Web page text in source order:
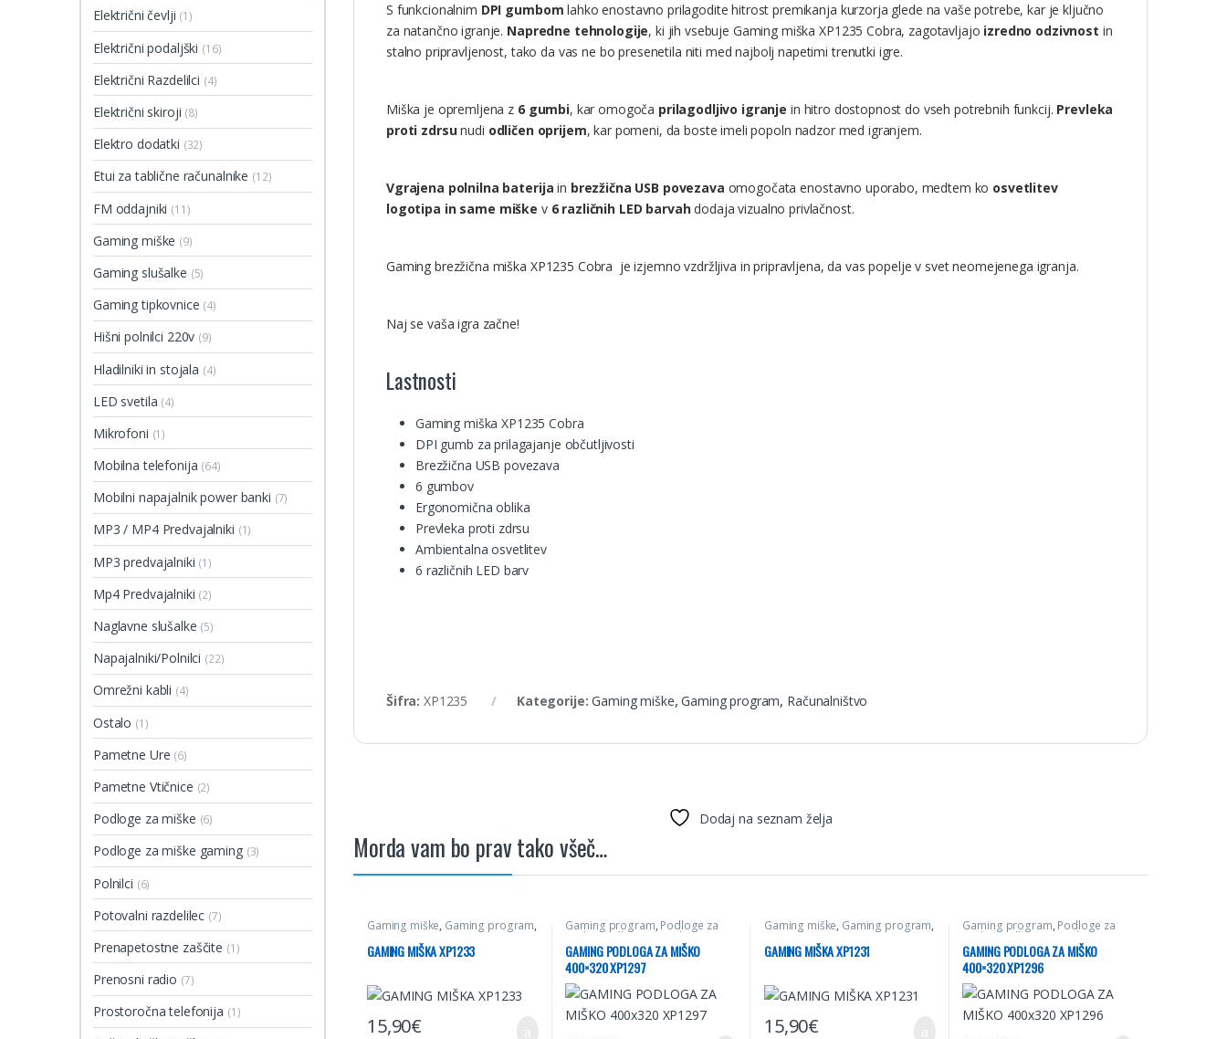
S funkcionalnim DPI gumbom lahko enostavno prilagodite hitrost premikanja kurzorja glede na vaše potrebe, kar je ključno
za natančno igranje. Napredne tehnologije, ki jih vsebuje Gaming miška XP1235 Cobra, zagotavljajo izredno odzivnost in
stalno pripravljenost, tako da vas ne bo presenetila niti med najbolj napetimi trenutki igre.
Miška je opremljena z 6 gumbi, kar omogoča prilagodljivo igranje in hitro dostopnost do vseh potrebnih funkcij. Prevleka
proti zdrsunudi odličen oprijem, kar pomeni, da boste imeli popoln nadzor med igranjem.
Vgrajena polnilna baterija in brezžična USB povezava omogočata enostavno uporabo, medtem ko osvetlitev
logotipa in same miške v 6 različnih LED barvahdodaja vizualno privlačnost.
Gaming brezžična miška XP1235 Cobra je izjemno vzdržljiva in pripravljena, da vas popelje v svet neomejenega igranja.
Naj se vaša igra začne!
Lastnosti
Gaming miška XP1235 Cobra
DPI gumb za prilagajanje občutljivosti
Brezžična USB povezava
6 gumbov
Ergonomična oblika
Prevleka proti zdrsu
Ambientalna osvetlitev
6 različnih LED barv
Šifra:XP1235 Kategorije:Gaming miške,Gaming program, Računalništvo
Dodaj na seznam želja
Morda vam bo prav tako všeč…
Gaming miške, Gaming program,
Računalništvo
GAMING MIŠKA XP1233
15,90€
Gaming program, Podloge za
miške ,Podloge za miške gaming
Računalništvo
GAMING PODLOGA ZA MIŠKO
400×320 XP1297
Gaming miške, Gaming program,
Računalništvo
GAMING MIŠKA XP1231
15,90€
Gaming program, Podloge za
miške ,Podloge za miške gaming
Računalništvo
GAMING PODLOGA ZA MIŠKO
400×320 XP1296
Električni čevlji (1)
Električni podaljški (16)
Električni Razdelilci (4)
Električni skiroji (8)
Elektro dodatki (32)
Etui za tablične računalnike (12)
FM oddajniki (11)
Gaming miške (9)
Gaming slušalke (5)
Gaming tipkovnice (4)
Hišni polnilci 220v (9)
Hladilniki in stojala (4)
LED svetila (4)
Mikrofoni (1)
Mobilna telefonija (64)
Mobilni napajalnik power banki (7)
MP3 / MP4 Predvajalniki (1)
MP3 predvajalniki (1)
Mp4 Predvajalniki (2)
Naglavne slušalke (5)
Napajalniki/Polnilci (22)
Omrežni kabli (4)
Ostalo (1)
Pametne Ure (6)
Pametne Vtičnice (2)
Podloge za miške (6)
Podloge za miške gaming (3)
Polnilci (6)
Potovalni razdelilec (7)
Prenapetostne zaščite (1)
Prenosni radio (7)
Prostoročna telefonija (1)